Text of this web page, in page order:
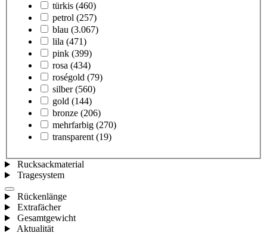
türkis (460)
petrol (257)
blau (3.067)
lila (471)
pink (399)
rosa (434)
roségold (79)
silber (560)
gold (144)
bronze (206)
mehrfarbig (270)
transparent (19)
Rucksackmaterial
Tragesystem
Rückenlänge
Extrafächer
Gesamtgewicht
Aktualität